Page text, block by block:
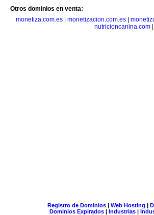
Otros dominios en venta:
monetiza.com.es| monetizacion.com.es|
nutricioncanina.com
Registro de Dominios| Web Hosting |
Dominios Expirados | Industrias |